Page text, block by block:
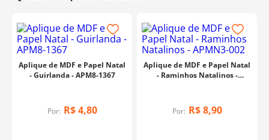
Aplique de MDF e Papel Natal
- Guirlanda - APM8-1367
Por: R$ 4,80
Aplique de MDF e Papel Natal
- Raminhos Natalinos -
Por: R$ 8,90